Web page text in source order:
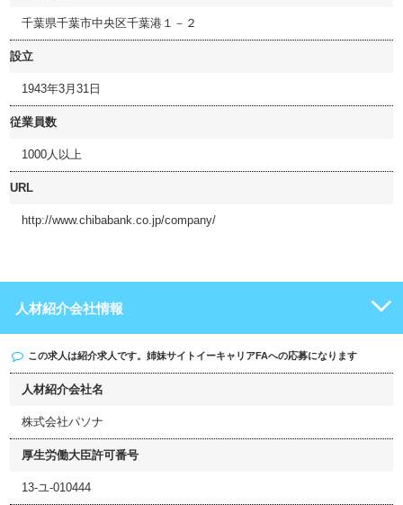
千葉県千葉市中央区千葉港１－２
設立
1943年3月31日
従業員数
1000人以上
URL
http://www.chibabank.co.jp/company/
人材紹介会社情報
この求人は紹介求人です。姉妹サイト イーキャリアFAへの応募になります
人材紹介会社名
株式会社パソナ
厚生労働大臣許可番号
13-ユ-010444